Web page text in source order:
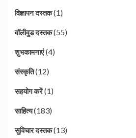
विज्ञापन दस्तक(1)
वॉलीवुड दस्तक(55)
शुभकामनाएं(4)
संस्कृति(12)
सहयोग करें(1)
साहित्य(183)
सुविचार दस्तक(13)